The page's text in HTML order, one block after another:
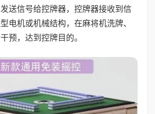
送信号给控牌器，控牌器接收到信
电机或机械结构，在麻将机洗牌、
预，达到控牌目的。